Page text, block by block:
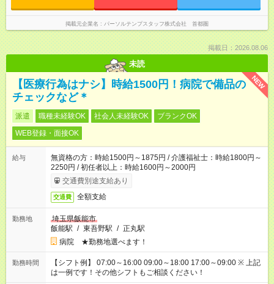
掲載元企業名 パーソルテンプスタッフ株式会社 首都圏
掲載日：2026.08.06
未読
NEW
【医療行為はナシ】時給1500円！病院で備品の
チェックなど＊
派遣 職種未経験OK 社会人未経験OK
ブランクOK
WEB登録・面接OK
給与
無資格の方：時給1500円～1875円 / 介護福祉士：時給1800円～
2250円 / 初任者以上：時給1600円～2000円
交通費別途支給あり
交通費 全額支給
勤務地
埼玉県飯能市
飯能駅 / 東吾野駅 / 正丸駅
病院 ★勤務地選べます！
勤務時間
【シフト例】 07:00～16:00 09:00～18:00 17:00～09:00 ※ 上記
は一例です！その他シフトもご相談ください！